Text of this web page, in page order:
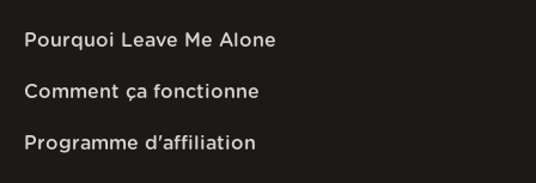
Pourquoi Leave Me Alone
Comment ça fonctionne
Programme d'affiliation